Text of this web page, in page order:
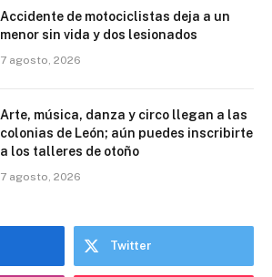
Accidente de motociclistas deja a un
menor sin vida y dos lesionados
7 agosto, 2026
Arte, música, danza y circo llegan a las
colonias de León; aún puedes inscribirte
a los talleres de otoño
7 agosto, 2026
Twitter